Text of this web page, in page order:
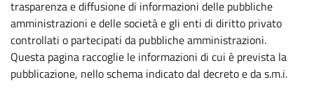
trasparenza e diffusione di informazioni delle pubbliche
amministrazioni e delle società e gli enti di diritto privato
controllati o partecipati da pubbliche amministrazioni.
Questa pagina raccoglie le informazioni di cui è prevista la
pubblicazione, nello schema indicato dal decreto e da s.m.i.